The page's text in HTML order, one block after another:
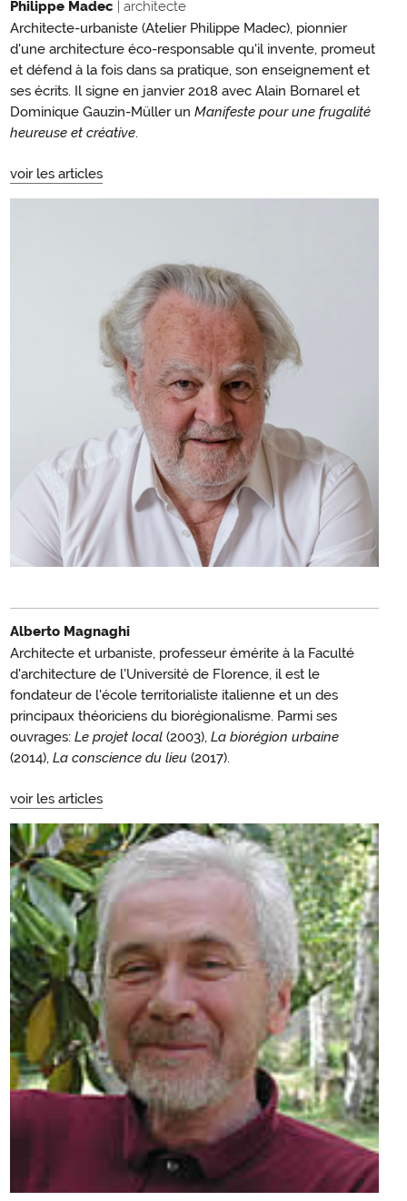
Philippe Madec | architecte
Architecte-urbaniste (Atelier Philippe Madec), pionnier
d'une architecture éco-responsable qu'il invente, promeut
et défend à la fois dans sa pratique, son enseignement et
ses écrits. Il signe en janvier 2018 avec Alain Bornarel et
Dominique Gauzin-Müller un Manifeste pour une frugalité
heureuse et créative.
voir les articles
Alberto Magnaghi
Architecte et urbaniste, professeur émérite à la Faculté
d'architecture de l'Université de Florence, il est le
fondateur de l'école territorialiste italienne et un des
principaux théoriciens du biorégionalisme. Parmi ses
ouvrages: Le projet local (2003), La biorégion urbaine
(2014), La conscience du lieu (2017).
voir les articles